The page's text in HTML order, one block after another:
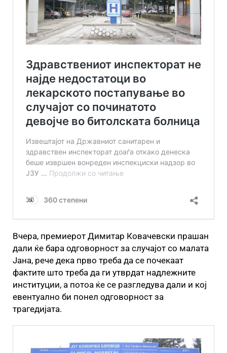
Вчера, премиерот Димитар Ковачевски прашан
дали ќе бара одговорност за случајот со малата
Јана, рече дека прво треба да се почекаат
фактите што треба да ги утврдат надлежните
институции, а потоа ќе се разгледува дали и кој
евентуално би понел одговорност за
трагедијата.